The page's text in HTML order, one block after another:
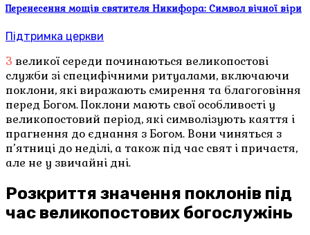
Перенесення мощів святителя Никифора: Символ вічної віри
Підтримка церкви
З великої середи починаються великопостові
служби зі специфічними ритуалами, включаючи
поклони, які виражають смирення та благоговіння
перед Богом. Поклони мають свої особливості у
великопостовий період, які символізують каяття і
прагнення до єднання з Богом. Вони чиняться з
п’ятниці до неділі, а також під час свят і причастя,
але не у звичайні дні.
Розкриття значення поклонів під
час великопостових богослужінь